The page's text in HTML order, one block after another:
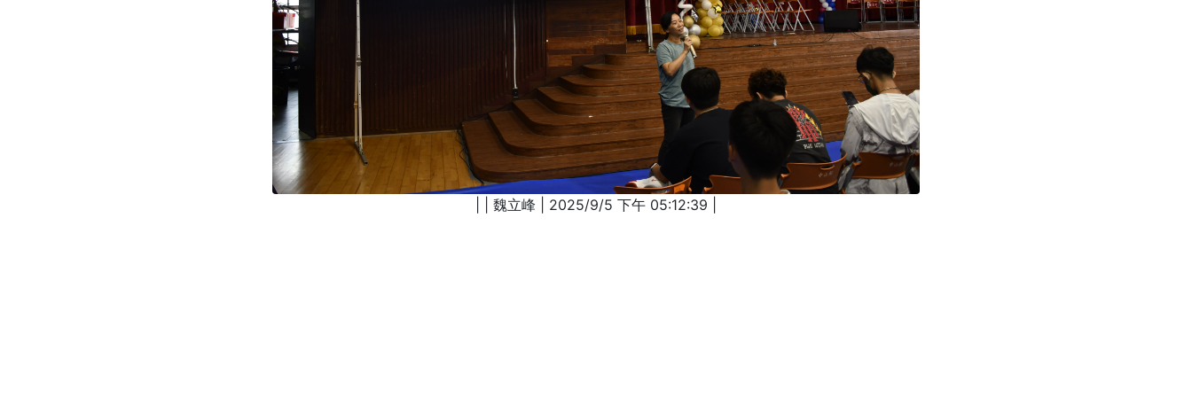
| | 魏立峰 | 2025/9/5 下午 05:12:39 |